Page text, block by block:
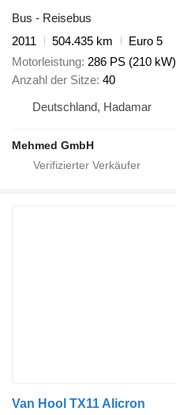
Bus - Reisebus
2011
504.435 km
Euro 5
Motorleistung 286 PS (210 kW)
Anzahl der Sitze 40
Deutschland, Hadamar
Mehmed GmbH
Van Hool TX11 Alicron